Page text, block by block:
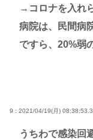
→コロナを入れ
病院は、民間病
ですら、20%弱
9 : 2021/04/19(月)
うちわで感染回